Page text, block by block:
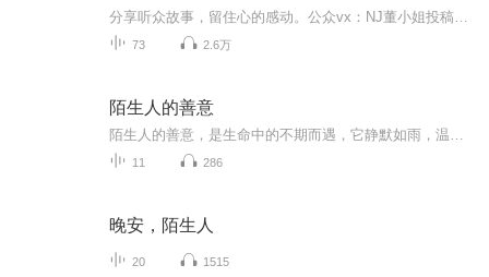
73 2.6万
陌生人的善意
11 286
晚安，陌生人
20 1515